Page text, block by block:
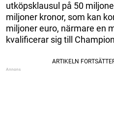
utköpsklausul på 50
miljoner kronor, som kan
miljoner euro, närmare en
kvalificerar sig till